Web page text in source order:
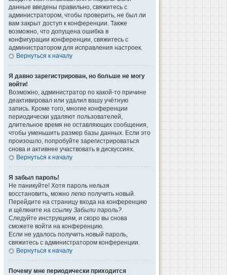
данные введены правильно, свяжитесь с
администратором, чтобы проверить, не был ли
вам закрыт доступ к конференции. Также
возможно, что допущена ошибка в
конфигурации конференции, свяжитесь с
администратором для исправления настроек.
Вернуться к началу
Я давно зарегистрирован, но больше не могу
войти!
Возможно, администратор по какой-то причине
деактивировал или удалил вашу учётную
запись. Кроме того, многие конференции
периодически удаляют пользователей,
длительное время не оставляющих сообщения,
чтобы уменьшить размер базы данных. Если это
произошло, попробуйте зарегистрироваться
снова и активнее участвовать в дискуссиях.
Вернуться к началу
Я забыл пароль!
Не паникуйте! Хотя пароль нельзя
восстановить, можно легко получить новый.
Перейдите на страницу входа на конференцию
и щёлкните на ссылку Забыли пароль?.
Следуйте инструкциям, и скоро вы снова
сможете войти на конференцию.
Если не удалось получить новый пароль,
свяжитесь с администратором конференции.
Вернуться к началу
Почему мне периодически приходится